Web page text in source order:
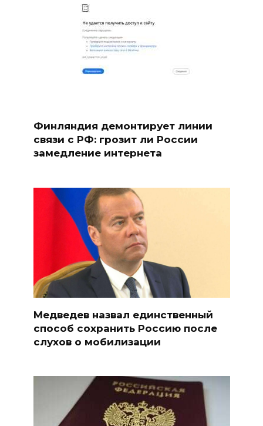
Финляндия демонтирует линии
связи с РФ: грозит ли России
замедление интернета
Медведев назвал единственный
способ сохранить Россию после
слухов о мобилизации